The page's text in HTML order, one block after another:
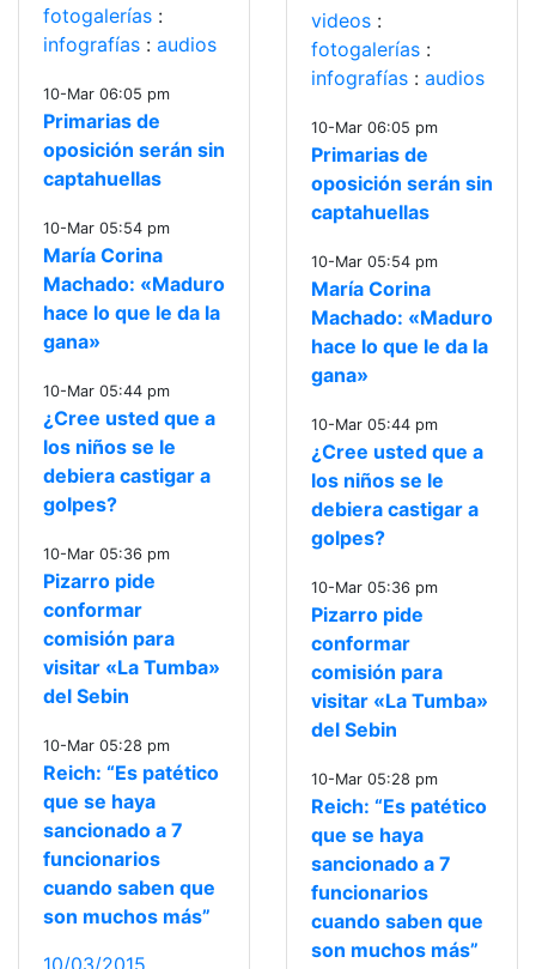
fotogalerías :
infografías : audios
10-Mar 06:05 pm
Primarias de
oposición serán sin
captahuellas
10-Mar 05:54 pm
María Corina
Machado: «Maduro
hace lo que le da la
gana»
10-Mar 05:44 pm
¿Cree usted que a
los niños se le
debiera castigar a
golpes?
10-Mar 05:36 pm
Pizarro pide
conformar
comisión para
visitar «La Tumba»
del Sebin
10-Mar 05:28 pm
Reich: “Es patético
que se haya
sancionado a 7
funcionarios
cuando saben que
son muchos más”
10/03/2015
videos :
fotogalerías :
infografías : audios
10-Mar 06:05 pm
Primarias de
oposición serán sin
captahuellas
10-Mar 05:54 pm
María Corina
Machado: «Maduro
hace lo que le da la
gana»
10-Mar 05:44 pm
¿Cree usted que a
los niños se le
debiera castigar a
golpes?
10-Mar 05:36 pm
Pizarro pide
conformar
comisión para
visitar «La Tumba»
del Sebin
10-Mar 05:28 pm
Reich: “Es patético
que se haya
sancionado a 7
funcionarios
cuando saben que
son muchos más”